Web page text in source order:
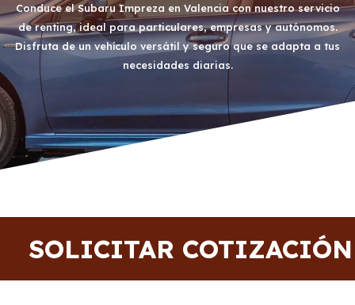
Conduce el Subaru Impreza en Valencia con nuestro servicio
de renting, ideal para particulares, empresas y autónomos.
Disfruta de un vehículo versátil y seguro que se adapta a tus
necesidades diarias.
SOLICITAR COTIZACIÓN